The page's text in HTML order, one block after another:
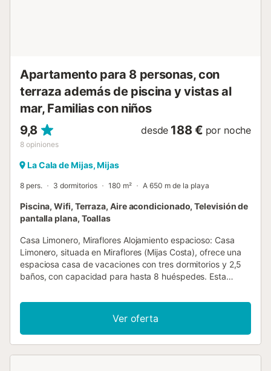
Apartamento para 8 personas, con
terraza además de piscina y vistas al
mar, Familias con niños
9,8
8 opiniones
desde 188 € por noche
La Cala de Mijas, Mijas
8 pers. 3 dormitorios 180 m² A 650 m de la playa
Piscina, Wifi, Terraza, Aire acondicionado, Televisión de
pantalla plana, Toallas
Casa Limonero, Miraflores Alojamiento espacioso: Casa
Limonero, situada en Miraflores (Mijas Costa), ofrece una
espaciosa casa de vacaciones con tres dormitorios y 2,5
baños, con capacidad para hasta 8 huéspedes. Esta
salón amplio y luminoso, una terraza soleada orientada al
sur y jardines privados con impresionantes vistas
despejadas que se extienden hasta el mar. Servicios al aire
libre: Situada en un exclusivo complejo residencial, esta
Ver oferta